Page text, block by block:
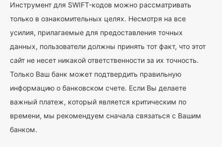
Инструмент для SWIFT-кодов можно рассматривать
только в ознакомительных целях. Несмотря на все
усилия, прилагаемые для предоставления точных
данных, пользователи должны принять тот факт, что этот
сайт не несет никакой ответственности за их точность.
Только Ваш банк может подтвердить правильную
информацию о банковском счете. Если Вы делаете
важный платеж, который является критическим по
времени, мы рекомендуем сначала связаться с Вашим
банком.